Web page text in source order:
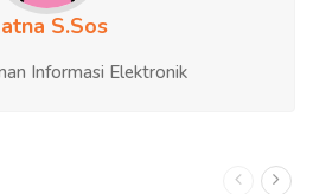
S.Sos
Informasi Elektronik